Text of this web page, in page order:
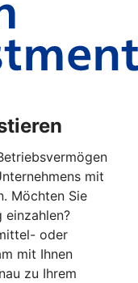
mit
Möchten Sie
oder
mit Ihnen
zu Ihrem